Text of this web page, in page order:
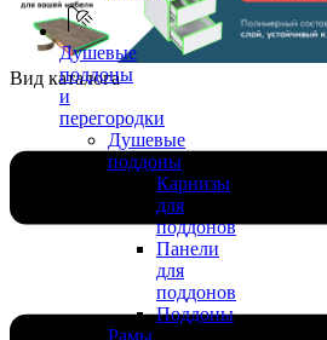
Душевые
поддоны
и
перегородки
Душевые
поддоны
Карнизы
для
поддонов
Панели
для
поддонов
Поддоны
Вид каталога